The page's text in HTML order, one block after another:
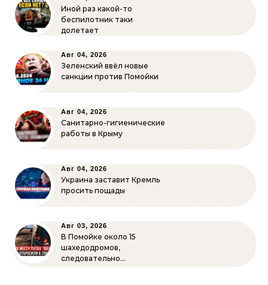
Иной раз какой-то
беспилотник таки
долетает
Авг 04, 2026
Зеленский ввёл новые
санкции против Помойки
Авг 04, 2026
Санитарно-гигиенические
работы в Крыму
Авг 04, 2026
Украина заставит Кремль
просить пощады
Авг 03, 2026
В Помойке около 15
шахедодромов,
следовательно…